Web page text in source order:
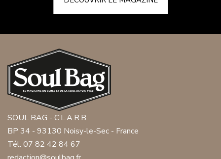
SOUL BAG - C.L.A.R.B.
BP 34 - 93130 Noisy-le-Sec - France
Tél. 07 82 42 84 67